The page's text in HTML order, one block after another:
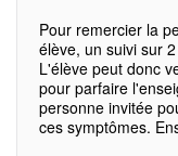
Pour remercier la
élève, un suivi sur
L'élève peut donc
pour parfaire
personne invitée
ces symptômes.